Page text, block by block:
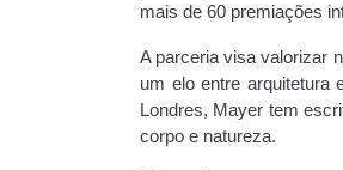
mais de 60 premiações
A parceria visa valorizar
um elo entre arquitetura
Londres, Mayer tem
corpo e natureza.